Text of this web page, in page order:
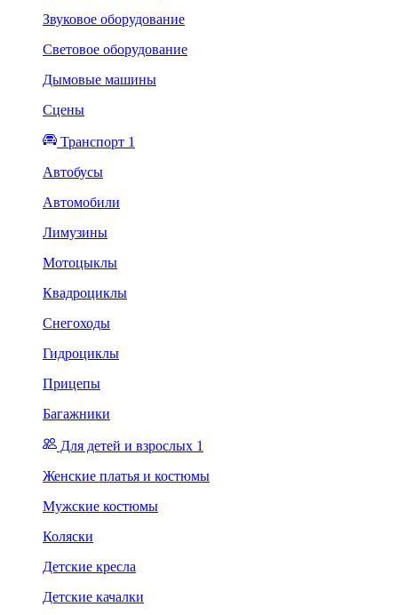
Звуковое оборудование
Световое оборудование
Дымовые машины
Сцены
Транспорт 1
Автобусы
Автомобили
Лимузины
Мотоцыклы
Квадроциклы
Снегоходы
Гидроциклы
Прицепы
Багажники
Для детей и взрослых 1
Женские платья и костюмы
Мужские костюмы
Коляски
Детские кресла
Детские качалки